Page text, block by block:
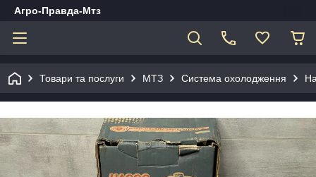
Агро-Правда-Мтз
Товари та послуги МТЗ Система охолодження